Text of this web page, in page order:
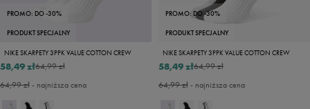
PROMO: DO -30%
PRODUKT SPECJALNY
NIKE SKARPETY 3PPK VALUE COTTON CREW
64,99 zł
58,49 zł
64,99 zł- najniższa cena
PROMO: DO -30%
PRODUKT SPECJALNY
NIKE SKARPETY 3PPK VALUE COTTON CREW
64,99 zł
58,49 zł
64,99 zł- najniższa cena